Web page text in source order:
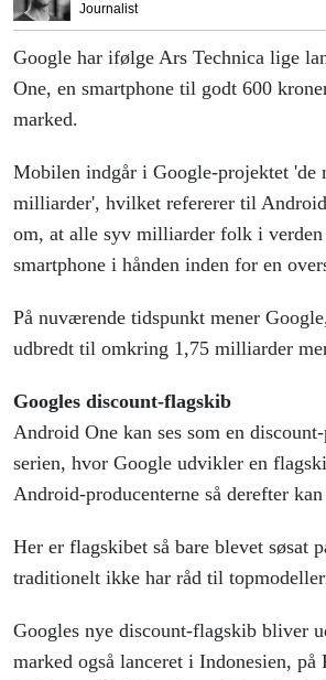
Journalist
Google har ifølge Ars Technica lige
One, en smartphone til godt 600
marked.
Mobilen indgår i Google-projektet 'de
milliarder', hvilket refererer til
om, at alle syv milliarder folk i verden
smartphone i hånden inden for en
På nuværende tidspunkt mener
udbredt til omkring 1,75 milliarder
Googles discount-flagskib
Android One kan ses som en
serien, hvor Google udvikler en
Android-producenterne så derefter
Her er flagskibet så bare blevet søsat
traditionelt ikke har råd til
Googles nye discount-flagskib bliver
marked også lanceret i Indonesien,